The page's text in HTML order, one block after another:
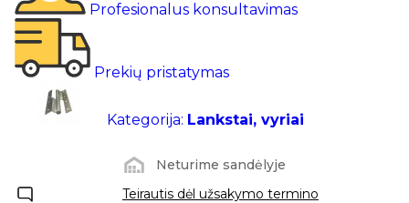
Profesionalus konsultavimas
Prekių pristatymas
Kategorija: Lankstai, vyriai
Neturime sandėlyje
Teirautis dėl užsakymo termino